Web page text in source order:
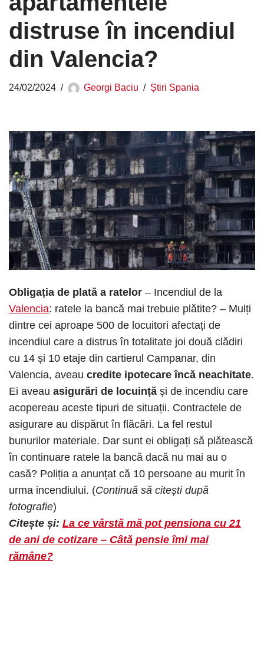
distruse în incendiul
din Valencia?
24/02/2024 Georgi Baciu Știri Spania
Obligația de plată a ratelor – Incendiul de la
Valencia: ratele la bancă mai trebuie plătite? – Mulți
dintre cei aproape 500 de locuitori afectați de
incendiul care a distrus în totalitate joi două clădiri
cu 14 și 10 etaje din cartierul Campanar, din
Valencia, aveau credite ipotecare încă neachitate.
Ei aveau asigurări de locuință și de incendiu care
acopereau aceste tipuri de situații. Contractele de
asigurare au dispărut în flăcări. La fel restul
bunurilor materiale. Dar sunt ei obligați să plătească
în continuare ratele la bancă dacă nu mai au o
casă? Poliția a anunțat că 10 persoane au murit în
urma incendiului. (Continuă să citești după
fotografie)
Citește și: La ce vârstă mă pot pensiona cu 21
de ani de cotizare – Câtă pensie îmi mai
rămâne?